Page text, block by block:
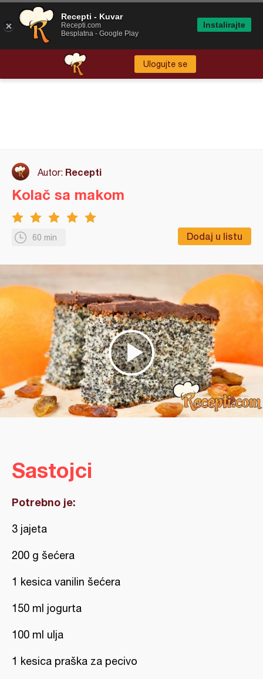
Ulogujte se
Autor: Recepti
60 min Dodaj u listu
Kolač sa makom
Sastojci
Potrebno je:
3 jajeta
200 g šećera
1 kesica vanilin šećera
150 ml jogurta
100 ml ulja
1 kesica praška za pecivo
Recepti - Kuvar
Recepti.com
Besplatna - Google Play
Instalirajte